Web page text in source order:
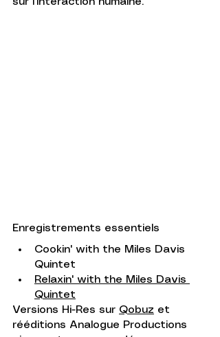
Enregistrements essentiels
Cookin' with the Miles Davis
Quintet
Relaxin' with the Miles Davis
Quintet
Versions Hi-Res sur Qobuz et
rééditions Analogue Productions